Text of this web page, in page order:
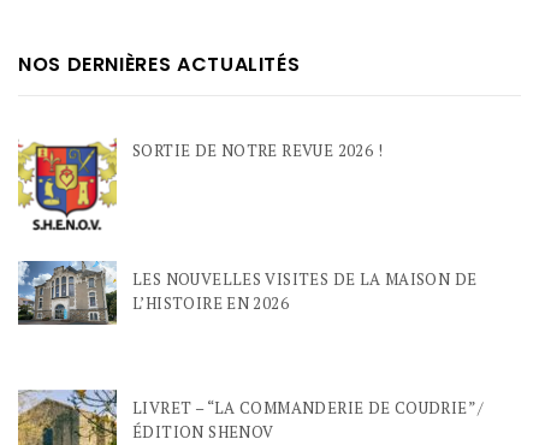
NOS DERNIÈRES ACTUALITÉS
SORTIE DE NOTRE REVUE 2026 !
LES NOUVELLES VISITES DE LA MAISON DE
L’HISTOIRE EN 2026
LIVRET – “LA COMMANDERIE DE COUDRIE” /
ÉDITION SHENOV